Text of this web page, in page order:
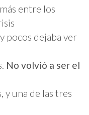
entre los
pocos dejaba ver
No volvió a ser el
y una de las tres